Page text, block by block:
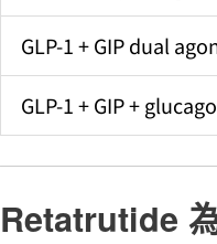
GLP-1 + GIP dual
GLP-1 + GIP +
Retatrutide